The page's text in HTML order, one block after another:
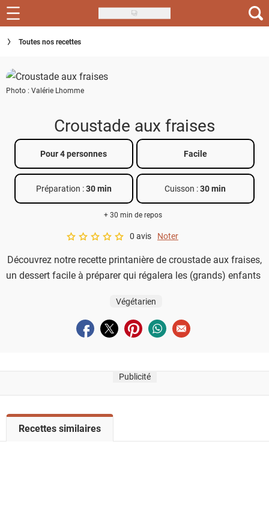
Skip
to
main
Recettes
Inspirations
Conseils
Menu de la semaine
Actus
Téléchargez l'app Saveurs Recettes
Index des recettes
Toutes nos recettes
Photo : Valérie Lhomme
Croustade aux fraises
Pour 4 personnes Facile
Préparation :30 min Cuisson :30 min
+ 30 min de repos
A star rating of 0 out of 5.
0 avis Noter
Découvrez notre recette printanière de croustade aux fraises,
un dessert facile à préparer qui régalera les (grands) enfants !
Végétarien
Partager sur facebook
Partager sur twitter
Partager sur pinterest
Partager sur whatsapp
Envoyer à un ami
Publicité
o
Recettes similaires